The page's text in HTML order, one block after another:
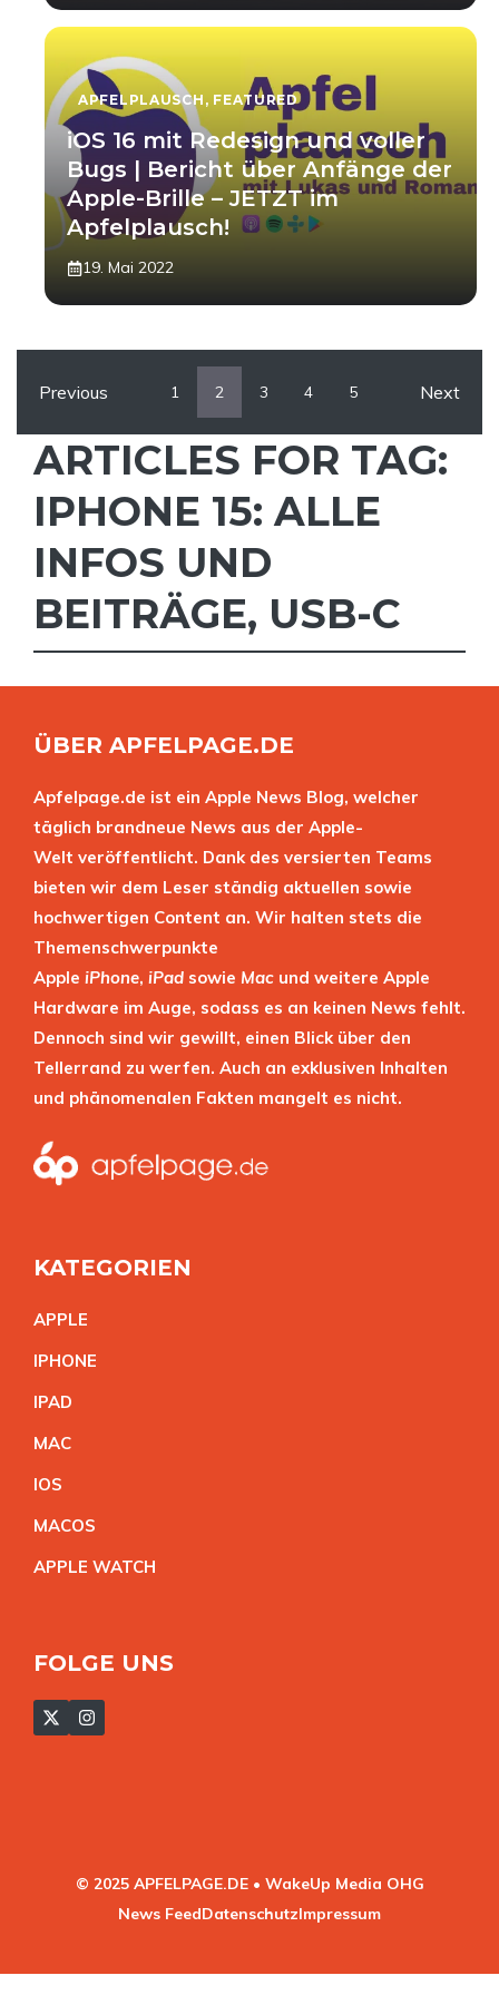
APFELPLAUSCH , FEATURED
iOS 16 mit Redesign und voller
Bugs | Bericht über Anfänge der
Apple-Brille – JETZT im
Apfelplausch!
19. Mai 2022
Previous 1 2 3 4 5 Next
ARTICLES FOR TAG:
IPHONE 15: ALLE
INFOS UND
BEITRÄGE, USB-C
ÜBER APFELPAGE.DE
Apfelpage.de ist ein Apple News Blog, welcher
täglich brandneue News aus der Apple-
Welt veröffentlicht. Dank des versierten Teams
bieten wir dem Leser ständig aktuellen sowie
hochwertigen Content an. Wir halten stets die
Themenschwerpunkte
Apple iPhone, iPad sowie Mac und weitere Apple
Hardware im Auge, sodass es an keinen News fehlt.
Dennoch sind wir gewillt, einen Blick über den
Tellerrand zu werfen. Auch an exklusiven Inhalten
und phänomenalen Fakten mangelt es nicht.
KATEGORIEN
APPLE
IPHONE
IPAD
MAC
IOS
MACOS
APPLE WATCH
FOLGE UNS
© 2025 APFELPAGE.DE • WakeUp Media OHG
News FeedDatenschutzImpressum